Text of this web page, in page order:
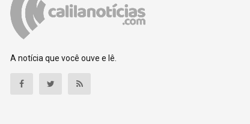
A notícia que você ouve e lê.